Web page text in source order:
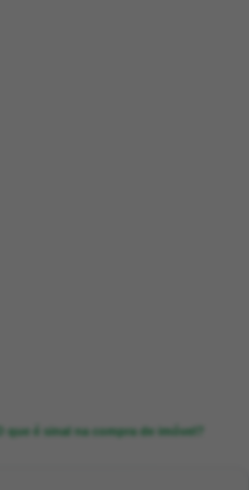
O que é sinal na compra de imóvel?